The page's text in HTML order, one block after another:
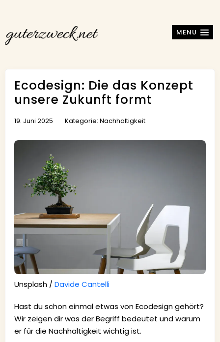
MENU
Ecodesign: Die das Konzept
unsere Zukunft formt
19. Juni 2025 Kategorie: Nachhaltigkeit
Unsplash /Davide Cantelli
Hast du schon einmal etwas von Ecodesign gehört?
Wir zeigen dir was der Begriff bedeutet und warum
er für die Nachhaltigkeit wichtig ist.